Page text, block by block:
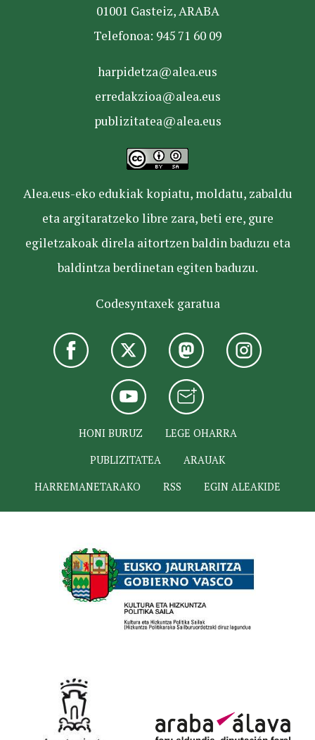
01001 Gasteiz, ARABA
Telefonoa: 945 71 60 09
harpidetza@alea.eus
erredakzioa@alea.eus
publizitatea@alea.eus
Alea.eus-eko edukiak kopiatu, moldatu, zabaldu
eta argitaratzeko libre zara, beti ere, gure
egiletzakoak direla aitortzen baldin baduzu eta
baldintza berdinetan egiten baduzu.
Codesyntaxek garatua
HONI BURUZ
LEGE OHARRA
PUBLIZITATEA
ARAUAK
HARREMANETARAKO
RSS EGIN ALEAKIDE